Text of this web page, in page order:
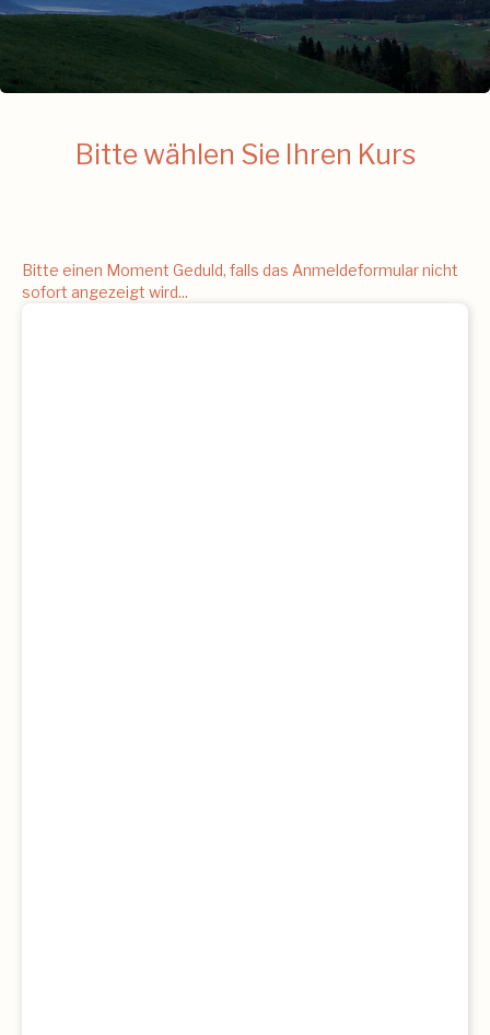
Bitte wählen Sie Ihren Kurs
Bitte einen Moment Geduld, falls das Anmeldeformular nicht
sofort angezeigt wird...